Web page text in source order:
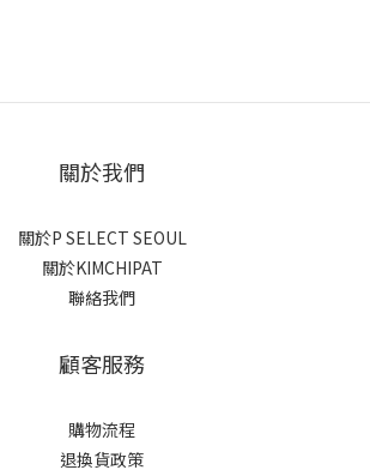
關於我們
關於P SELECT SEOUL
關於KIMCHIPAT
聯絡我們
顧客服務
購物流程
退換貨政策